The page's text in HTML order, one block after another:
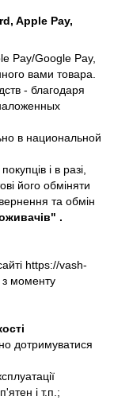
Apple Pay,
Pay/Google Pay,
вами товара.
- благодаря
в национальной
і в разі,
його обміняти
та обмін
.
https://vash-
моменту
дотримуватися
і т.п.;